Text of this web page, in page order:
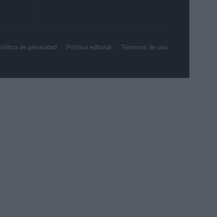
de privacidad Política editorial Términos de uso